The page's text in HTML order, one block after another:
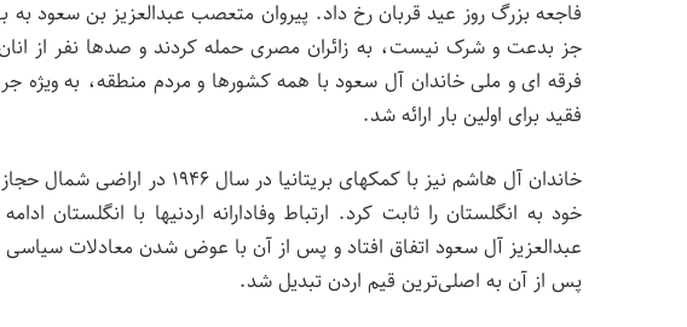
فاجعه­ بزرگ روز عید قربان رخ داد. پیروان متعصب عبدالعزیز بن سعود به
جز بدعت و شرک نیست، به زائران مصری حمله کردند و صدها نفر از
فرقه ای و ملی خاندان آل سعود با همه کشورها و مردم منطقه، به ویژه
فقید برای اولین بار ارائه شد.
خاندان آل هاشم نیز با کمک­های
خود به انگلستان را ثابت کرد. ارتباط وفادارانه اردنی­ها با انگلستان
عبدالعزیز آل سعود اتفاق افتاد و پس از آن با عوض شدن معادلات سیاسی
پس از آن به اصلی­‌ترین قیم اردن تبدیل شد.